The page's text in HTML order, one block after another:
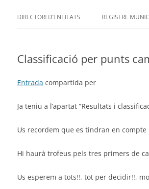
DIRECTORI D’ENTITATS
SITUA’M – MAPA D’ENTITATS
REGISTRE
Classificació per punts
Entrada compartida per
Ja teniu a l’apartat “Resultats i
Us recordem que es tindran en compte
Hi haurà trofeus pels tres primers de
Us esperem a tots!!, tot per decidir!!,